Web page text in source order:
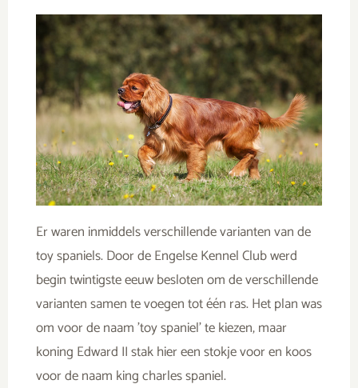
Er waren inmiddels verschillende varianten van de
toy spaniels. Door de Engelse Kennel Club werd
begin twintigste eeuw besloten om de verschillende
varianten samen te voegen tot één ras. Het plan was
om voor de naam ’toy spaniel’ te kiezen, maar
koning Edward II stak hier een stokje voor en koos
voor de naam king charles spaniel.